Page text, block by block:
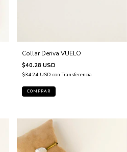
Collar Deriva VUELO
$40.28 USD
$34.24 USD con Transferencia